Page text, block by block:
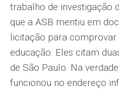
trabalho de investigação
que a ASB mentiu em
licitação para comprovar
educação. Eles citam
de São Paulo. Na
funcionou no endereço